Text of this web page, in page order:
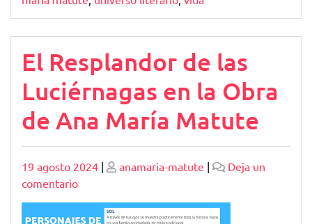
El Resplandor de las
Luciérnagas en la Obra
de Ana María Matute
Publicado
19 agosto 2024 | Publicado
anamaria-matute |
Deja un
comentarioen
El
Resplandor